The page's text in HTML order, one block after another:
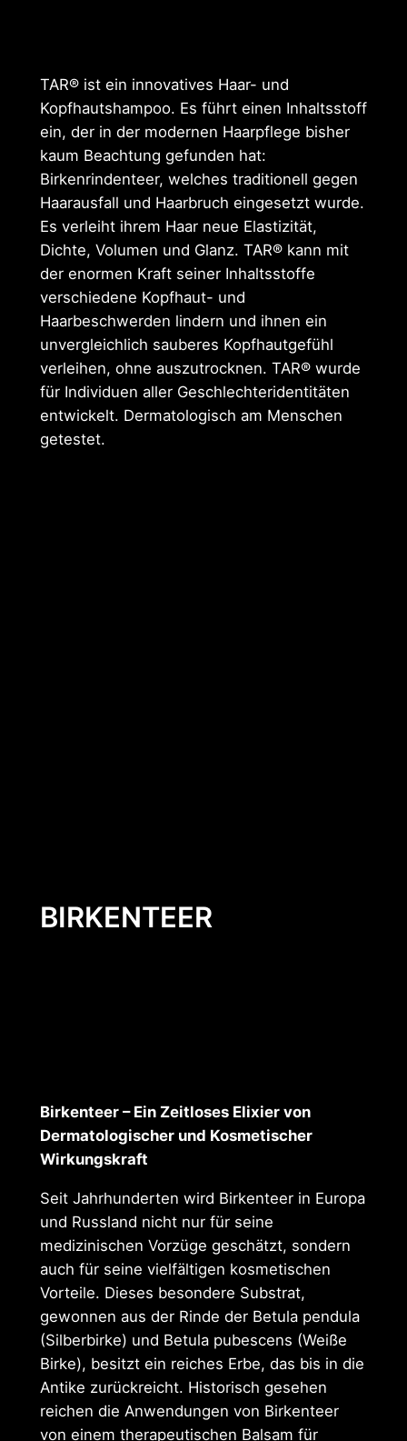
TAR® ist ein innovatives Haar- und
Kopfhautshampoo. Es führt einen Inhaltsstoff
ein, der in der modernen Haarpflege bisher
kaum Beachtung gefunden hat:
Birkenrindenteer, welches traditionell gegen
Haarausfall und Haarbruch eingesetzt wurde.
Es verleiht ihrem Haar neue Elastizität,
Dichte, Volumen und Glanz. TAR® kann mit
der enormen Kraft seiner Inhaltsstoffe
verschiedene Kopfhaut- und
Haarbeschwerden lindern und ihnen ein
unvergleichlich sauberes Kopfhautgefühl
verleihen, ohne auszutrocknen. TAR® wurde
für Individuen aller Geschlechteridentitäten
entwickelt. Dermatologisch am Menschen
getestet.
BIRKENTEER
Birkenteer – Ein Zeitloses Elixier von
Dermatologischer und Kosmetischer
Wirkungskraft
Seit Jahrhunderten wird Birkenteer in Europa
und Russland nicht nur für seine
medizinischen Vorzüge geschätzt, sondern
auch für seine vielfältigen kosmetischen
Vorteile. Dieses besondere Substrat,
gewonnen aus der Rinde der Betula pendula
(Silberbirke) und Betula pubescens (Weiße
Birke), besitzt ein reiches Erbe, das bis in die
Antike zurückreicht. Historisch gesehen
reichen die Anwendungen von Birkenteer
von einem therapeutischen Balsam für